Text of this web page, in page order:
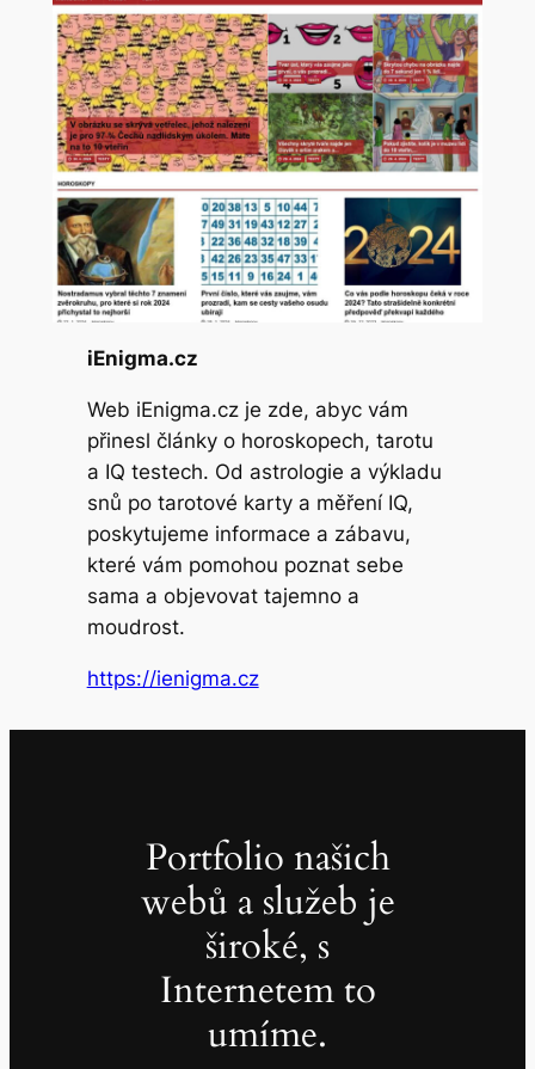
iEnigma.cz
Web iEnigma.cz je zde, abyc vám
přinesl články o horoskopech, tarotu
a IQ testech. Od astrologie a výkladu
snů po tarotové karty a měření IQ,
poskytujeme informace a zábavu,
které vám pomohou poznat sebe
sama a objevovat tajemno a
moudrost.
https://ienigma.cz
Portfolio našich
webů a služeb je
široké, s
Internetem to
umíme.